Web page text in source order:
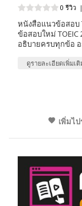
0 รีวิว |
หนังสือแนวข้อสอบ
ข้อสอบใหม่
อธิบายครบทุกข้อ
ดูรายละเอียดเพิ่มเ
เพิ่มไ